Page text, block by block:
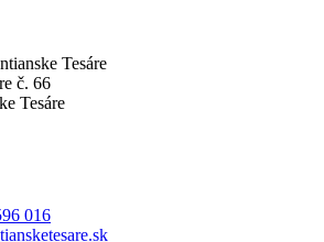
Tesáre
č. 66
Tesáre
016